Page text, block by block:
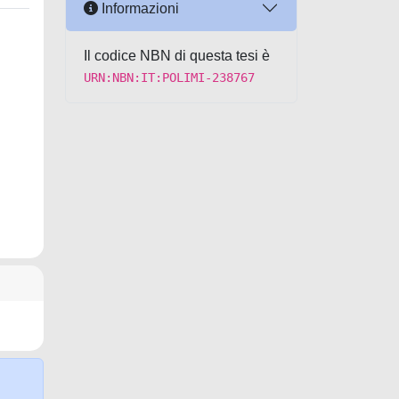
Informazioni
Il codice NBN di questa tesi è
URN:NBN:IT:POLIMI-238767